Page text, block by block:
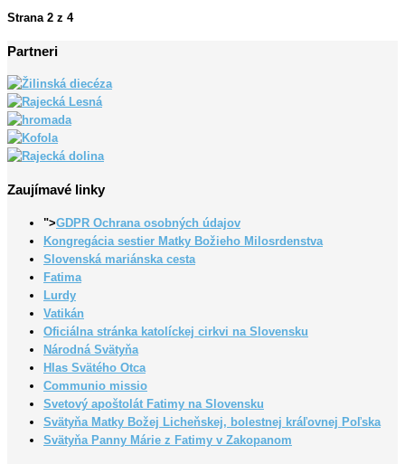
Strana 2 z 4
Partneri
Zaujímavé linky
">GDPR Ochrana osobných údajov
Kongregácia sestier Matky Božieho Milosrdenstva
Slovenská mariánska cesta
Fatima
Lurdy
Vatikán
Oficiálna stránka katolíckej cirkvi na Slovensku
Národná Svätyňa
Hlas Svätého Otca
Communio missio
Svetový apoštolát Fatimy na Slovensku
Svätyňa Matky Božej Licheňskej, bolestnej kráľovnej Poľska
Svätyňa Panny Márie z Fatimy v Zakopanom